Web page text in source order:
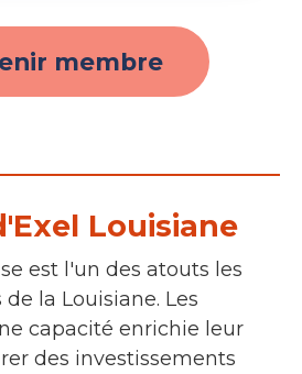
membre
Louisiane
est l'un des atouts les
la Louisiane. Les
capacité enrichie leur
des investissements